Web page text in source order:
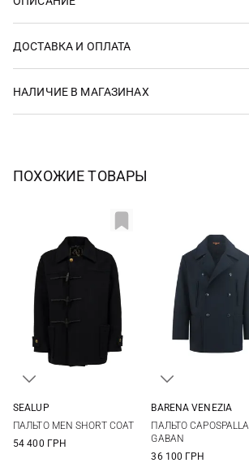
ДОСТАВКА И ОПЛАТА
НАЛИЧИЕ В МАГАЗИНАХ
ПОХОЖИЕ ТОВАРЫ
SEALUP
ПАЛЬТО MEN SHORT COAT
54 400 ГРН
56
BARENA VENEZIA
ПАЛЬТО CAPOSPALLA
GABAN
36 100 ГРН